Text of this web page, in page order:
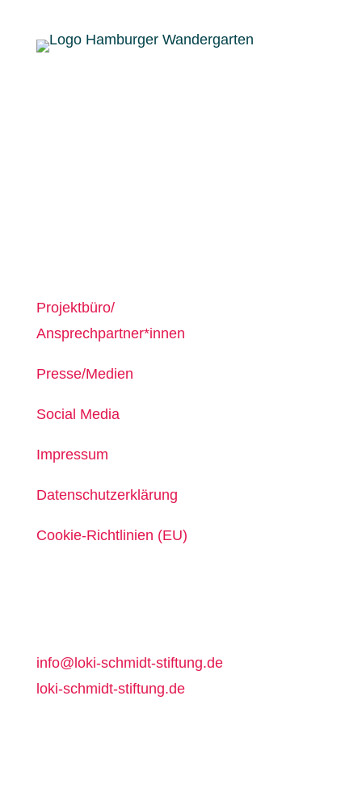
Projektbüro/
Ansprechpartner*innen
Presse/Medien
Social Media
Impressum
Datenschutzerklärung
Cookie-Richtlinien (EU)
info@loki-schmidt-stiftung.de
loki-schmidt-stiftung.de